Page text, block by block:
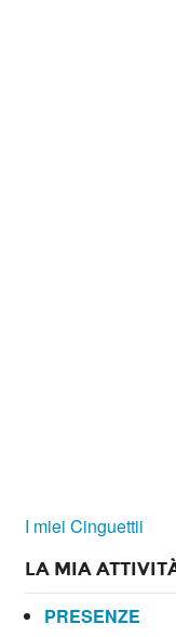
I miei Cinguettii
LA MIA
PRESENZE